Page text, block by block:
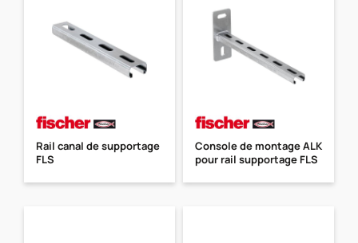
Rail canal de supportage
FLS
Console de montage ALK
pour rail supportage FLS